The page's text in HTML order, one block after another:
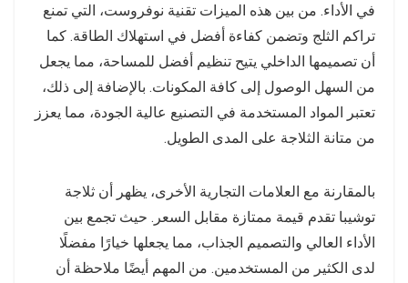
في الأداء. من بين هذه الميزات تقنية نوفروست، التي تمنع
تراكم الثلج وتضمن كفاءة أفضل في استهلاك الطاقة. كما
أن تصميمها الداخلي يتيح تنظيم أفضل للمساحة، مما يجعل
من السهل الوصول إلى كافة المكونات. بالإضافة إلى ذلك،
تعتبر المواد المستخدمة في التصنيع عالية الجودة، مما يعزز
من متانة الثلاجة على المدى الطويل.
بالمقارنة مع العلامات التجارية الأخرى، يظهر أن ثلاجة
توشيبا تقدم قيمة ممتازة مقابل السعر. حيث تجمع بين
الأداء العالي والتصميم الجذاب، مما يجعلها خيارًا مفضلًا
لدى الكثير من المستخدمين. من المهم أيضًا ملاحظة أن